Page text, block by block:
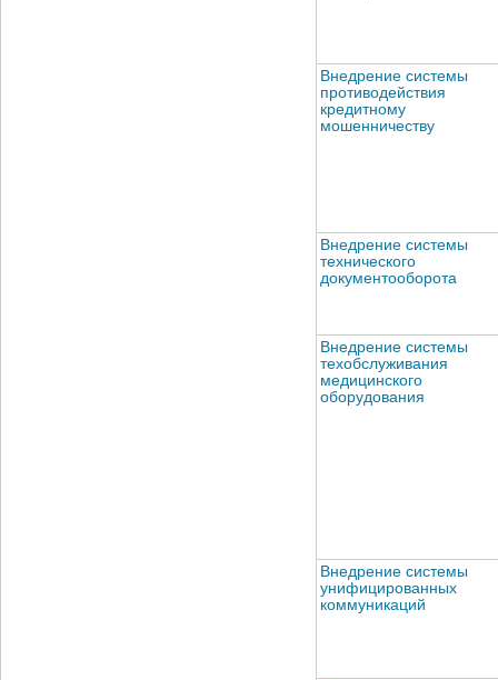
Внедрение системы
противодействия
кредитному
мошенничеству
Внедрение системы
технического
документооборота
Внедрение системы
техобслуживания
медицинского
оборудования
Внедрение системы
унифицированных
коммуникаций